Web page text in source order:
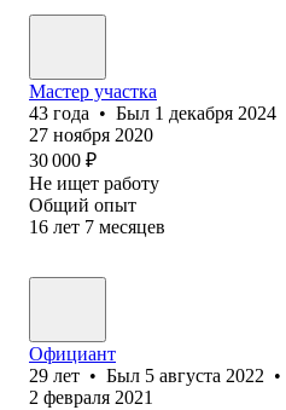
Мастер участка
43 года • Был 1 декабря 2024
27 ноября 2020
30 000 ₽
Не ищет работу
Общий опыт
16 лет 7 месяцев
Официант
29 лет • Был 5 августа 2022 •
2 февраля 2021